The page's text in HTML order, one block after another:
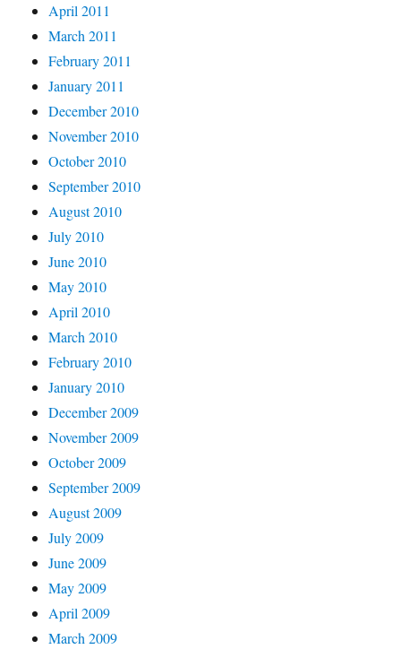
April 2011
March 2011
February 2011
January 2011
December 2010
November 2010
October 2010
September 2010
August 2010
July 2010
June 2010
May 2010
April 2010
March 2010
February 2010
January 2010
December 2009
November 2009
October 2009
September 2009
August 2009
July 2009
June 2009
May 2009
April 2009
March 2009